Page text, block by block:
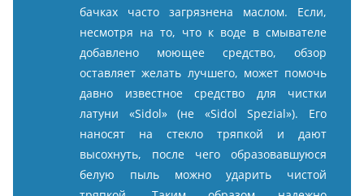
бачках часто загрязнена маслом. Если,
несмотря на то, что к воде в смывателе
добавлено моющее средство, обзор
оставляет желать лучшего, может помочь
давно известное средство для чистки
латуни «Sidol» (не «Sidol Spezial»). Его
наносят на стекло тряпкой и дают
высохнуть, после чего образовавшуюся
белую пыль можно ударить чистой